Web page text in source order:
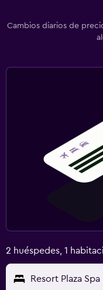
Cambios diarios de
2 huéspedes, 1
Resort Plaza Spa